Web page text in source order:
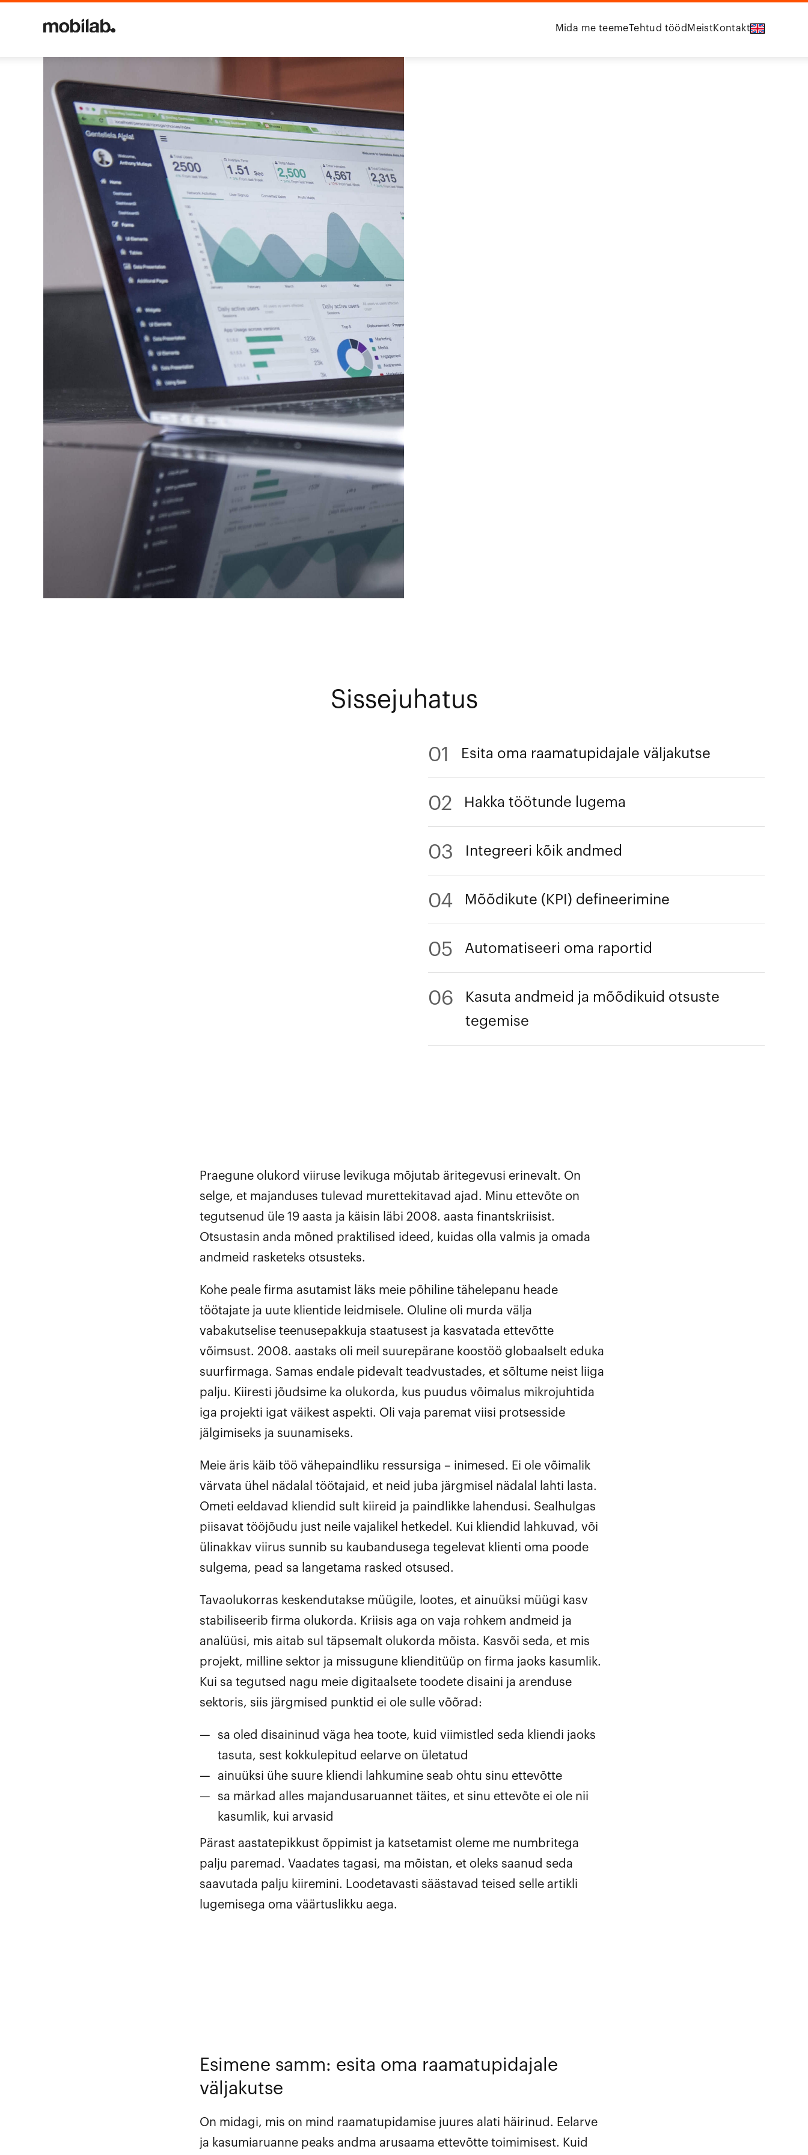
Mida me teemeTehtud tööd Meist Kontakt
Sissejuhatus
01 Esita oma raamatupidajale väljakutse
02 Hakka töötunde lugema
03 Integreeri kõik andmed
04 Mõõdikute (KPI) defineerimine
05 Automatiseeri oma raportid
06
Kasuta andmeid ja mõõdikuid otsuste
tegemise
Praegune olukord viiruse levikuga mõjutab äritegevusi erinevalt. On
selge, et majanduses tulevad murettekitavad ajad. Minu ettevõte on
tegutsenud üle 19 aasta ja käisin läbi 2008. aasta finantskriisist.
Otsustasin anda mõned praktilised ideed, kuidas olla valmis ja omada
andmeid rasketeks otsusteks.
Kohe peale firma asutamist läks meie põhiline tähelepanu heade
töötajate ja uute klientide leidmisele. Oluline oli murda välja
vabakutselise teenusepakkuja staatusest ja kasvatada ettevõtte
võimsust. 2008. aastaks oli meil suurepärane koostöö globaalselt eduka
suurfirmaga. Samas endale pidevalt teadvustades, et sõltume neist liiga
palju. Kiiresti jõudsime ka olukorda, kus puudus võimalus mikrojuhtida
iga projekti igat väikest aspekti. Oli vaja paremat viisi protsesside
jälgimiseks ja suunamiseks.
Meie äris käib töö vähepaindliku ressursiga – inimesed. Ei ole võimalik
värvata ühel nädalal töötajaid, et neid juba järgmisel nädalal lahti lasta.
Ometi eeldavad kliendid sult kiireid ja paindlikke lahendusi. Sealhulgas
piisavat tööjõudu just neile vajalikel hetkedel. Kui kliendid lahkuvad, või
ülinakkav viirus sunnib su kaubandusega tegelevat klienti oma poode
sulgema, pead sa langetama rasked otsused.
Tavaolukorras keskendutakse müügile, lootes, et ainuüksi müügi kasv
stabiliseerib firma olukorda. Kriisis aga on vaja rohkem andmeid ja
analüüsi, mis aitab sul täpsemalt olukorda mõista. Kasvõi seda, et mis
projekt, milline sektor ja missugune klienditüüp on firma jaoks kasumlik.
Kui sa tegutsed nagu meie digitaalsete toodete disaini ja arenduse
sektoris, siis järgmised punktid ei ole sulle võõrad:
sa oled disaininud väga hea toote, kuid viimistled seda kliendi jaoks
tasuta, sest kokkulepitud eelarve on ületatud
ainuüksi ühe suure kliendi lahkumine seab ohtu sinu ettevõtte
sa märkad alles majandusaruannet täites, et sinu ettevõte ei ole nii
kasumlik, kui arvasid
Pärast aastatepikkust õppimist ja katsetamist oleme me numbritega
palju paremad. Vaadates tagasi, ma mõistan, et oleks saanud seda
saavutada palju kiiremini. Loodetavasti säästavad teised selle artikli
lugemisega oma väärtuslikku aega.
Esimene samm: esita oma raamatupidajale
väljakutse
On midagi, mis on mind raamatupidamise juures alati häirinud. Eelarve
ja kasumiaruanne peaks andma arusaama ettevõtte toimimisest. Kuid